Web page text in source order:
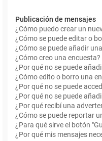
Publicación de mensajes
¿Cómo puedo crear un
¿Cómo se puede editar o
¿Cómo se puede añadir
¿Cómo creo una encuesta?
¿Por qué no se puede
¿Cómo edito o borro una
¿Por qué no se puede
¿Por qué no se puede
¿Por qué recibí una
¿Cómo se puede reportar
¿Para qué sirve el botón
¿Por qué mis mensajes